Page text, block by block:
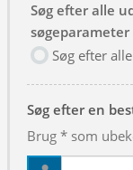
Søg efter alle
søgeparameter
Søg efter
Søg efter en
Brug * som